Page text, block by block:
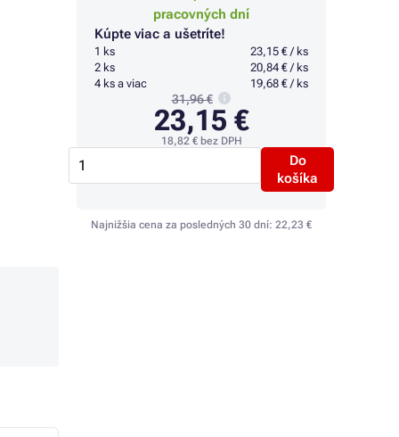
pracovných dní
Kúpte viac a ušetríte!
1 ks
23,15 € / ks
2 ks
20,84 € / ks
4 ks a viac
19,68 € / ks
31,96 €
23,15 €
18,82 €bez DPH
Do
košíka
Najnižšia cena za posledných 30 dní: 22,23 €